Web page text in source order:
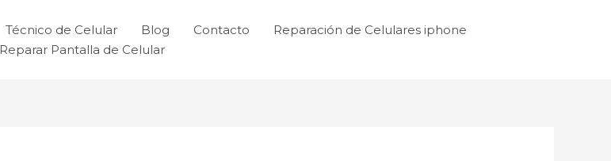
Técnico de Celular Blog Contacto
Reparación de Celulares iphone
Reparar Pantalla de Celular